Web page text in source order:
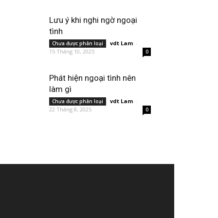
Lưu ý khi nghi ngờ ngoại
tình
Chưa được phân loại vdt Lam -
15 Tháng 10, 2025
0
Phát hiện ngoại tình nên
làm gì
Chưa được phân loại vdt Lam -
22 Tháng 8, 2025
0